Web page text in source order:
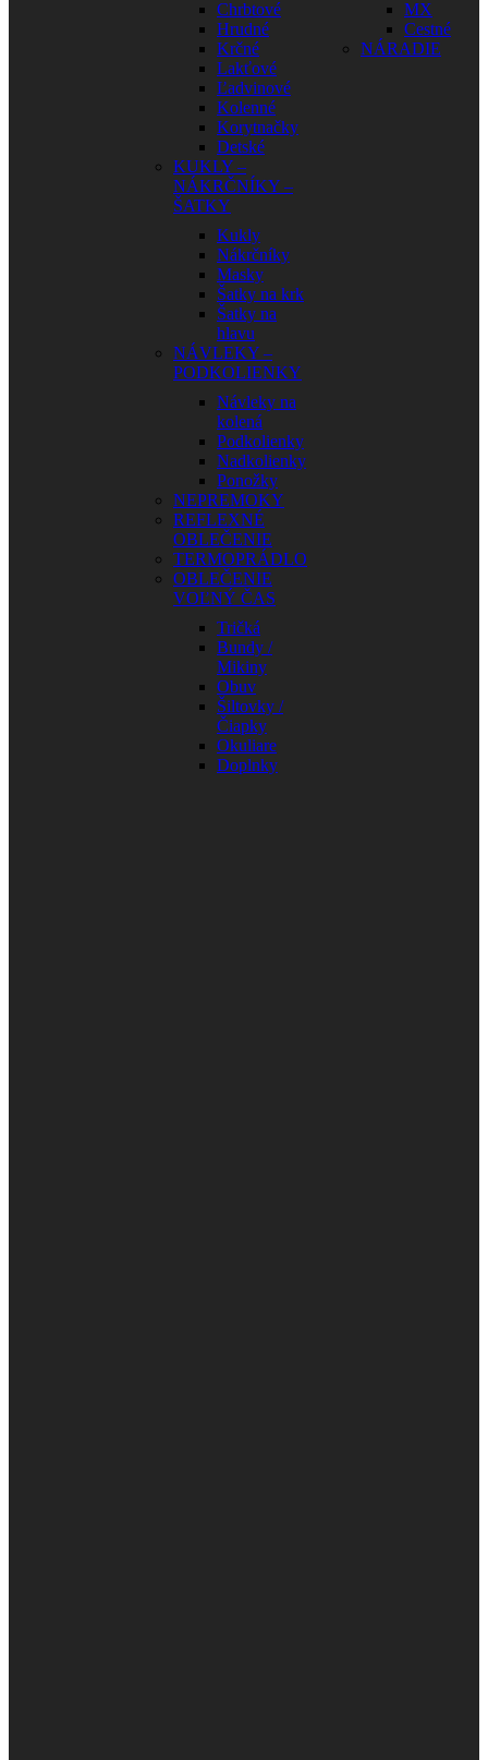
Chrbtové
Hrudné
Krčné
Lakťové
Ľadvinové
Kolenné
Korytnačky
Detské
KUKLY –
NÁKRČNÍKY –
ŠATKY
Kukly
Nákrčníky
Masky
Šatky na krk
Šatky na
hlavu
NÁVLEKY –
PODKOLIENKY
Návleky na
kolená
Podkolienky
Nadkolienky
Ponožky
NEPREMOKY
REFLEXNÉ
OBLEČENIE
TERMOPRÁDLO
OBLEČENIE
VOĽNÝ ČAS
Tričká
Bundy /
Mikiny
Obuv
Šiltovky /
Čiapky
Okuliare
Doplnky
MX
Cestné
NÁRADIE